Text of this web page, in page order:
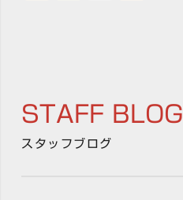
STAFF BLOG
スタッフブログ